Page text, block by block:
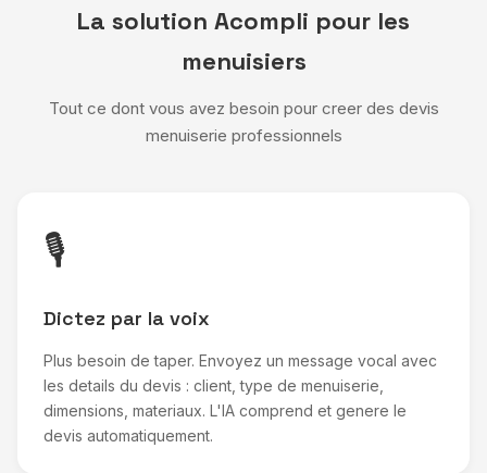
La solution Acompli pour les
menuisiers
Tout ce dont vous avez besoin pour creer des devis
menuiserie professionnels
🎙
Dictez par la voix
Plus besoin de taper. Envoyez un message vocal avec
les details du devis : client, type de menuiserie,
dimensions, materiaux. L'IA comprend et genere le
devis automatiquement.